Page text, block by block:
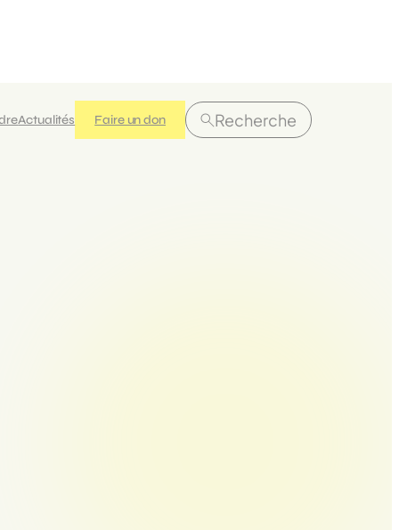
Actualités Faire un don Recherche